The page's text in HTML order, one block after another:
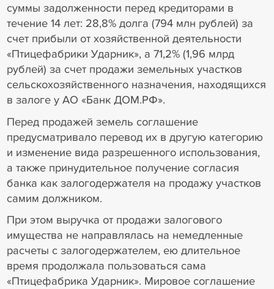
суммы задолженности перед кредиторами в
течение 14 лет: 28,8% долга (794 млн рублей) за
счет прибыли от хозяйственной деятельности
«Птицефабрики Ударник», а 71,2% (1,96 млрд
рублей) за счет продажи земельных участков
сельскохозяйственного назначения, находящихся
в залоге у АО «Банк ДОМ.РФ».
Перед продажей земель соглашение
предусматривало перевод их в другую категорию
и изменение вида разрешенного использования,
а также принудительное получение согласия
банка как залогодержателя на продажу участков
самим должником.
При этом выручка от продажи залогового
имущества не направлялась на немедленные
расчеты с залогодержателем, ею длительное
время продолжала пользоваться сама
«Птицефабрика Ударник». Мировое соглашение